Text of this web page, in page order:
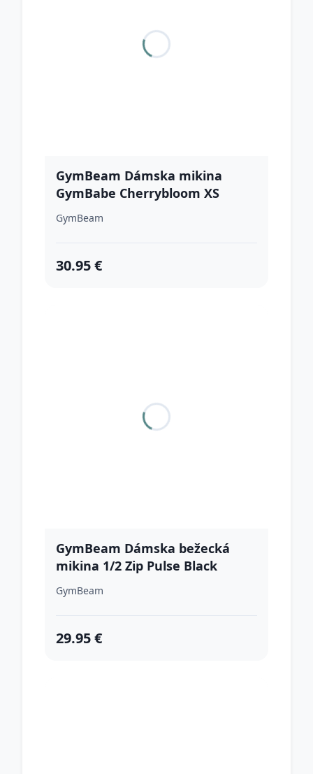
GymBeam Dámska mikina
GymBabe Cherrybloom XS
GymBeam
30.95 €
GymBeam Dámska bežecká
mikina 1/2 Zip Pulse Black
XXLXXL
GymBeam
29.95 €